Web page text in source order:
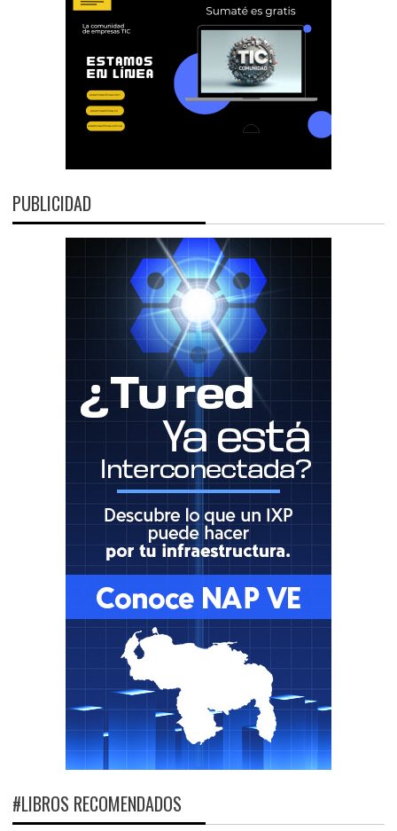
PUBLICIDAD
#LIBROS RECOMENDADOS